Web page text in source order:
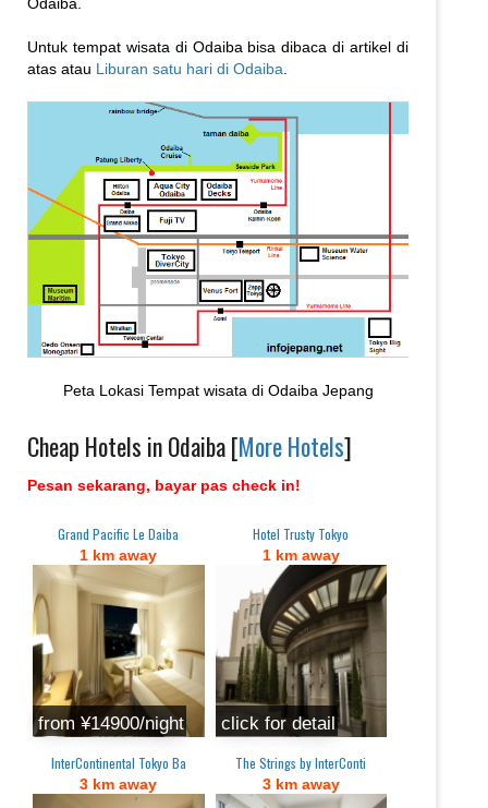
Untuk tempat wisata di Odaiba bisa dibaca di artikel di
atas atau Liburan satu hari di Odaiba
Peta Lokasi Tempat wisata di Odaiba Jepang
Cheap Hotels in Odaiba [More Hotels]
Pesan sekarang, bayar pas check in!
Grand Pacific Le Daiba
1 km away
from ¥14900/night
Hotel Trusty Tokyo
1 km away
click for detail
InterContinental Tokyo Ba
3 km away
The Strings by InterConti
3 km away